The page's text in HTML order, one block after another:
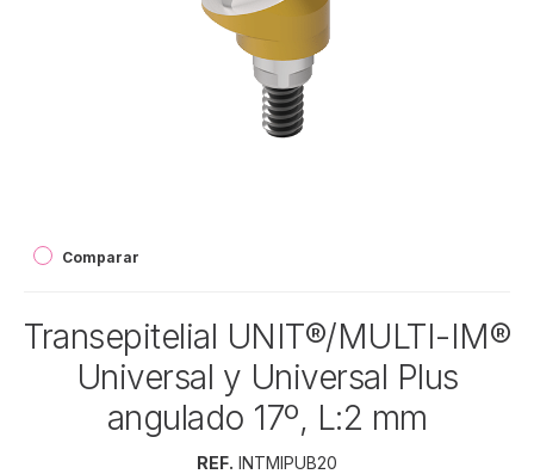
Comparar
Transepitelial UNIT®/MULTI-IM®
Universal y Universal Plus
angulado 17º, L:2 mm
REF. INTMIPUB20